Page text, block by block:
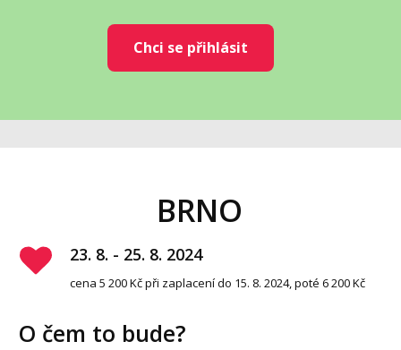
Chci se přihlásit
BRNO
23. 8. - 25. 8. 2024
cena 5 200 Kč při zaplacení do 15. 8. 2024, poté 6 200 Kč
O čem to bude?